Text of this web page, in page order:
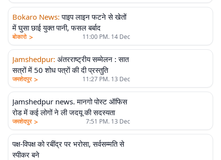
Bokaro News: पाइप लाइन फटने से खेतों
में घुसा छाई युक्त पानी, फसल बर्बाद
बोकारो > 11:00 PM. 14 Dec
Jamshedpur: अंतरराष्ट्रीय सम्मेलन : सात
सत्रों में 50 शोध पत्राें की दी प्रस्तुति
जमशेदपुर > 11:27 PM. 13 Dec
Jamshedpur news. मानगो पोस्ट ऑफिस
रोड में कई लोगों ने ली जदयू की सदस्यता
जमशेदपुर > 7:51 PM. 13 Dec
पक्ष-विपक्ष को रबींद्र पर भरोसा, सर्वसम्मति से
स्पीकर बने